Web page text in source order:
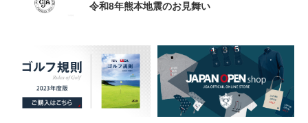
令和8年熊本地震のお見舞い